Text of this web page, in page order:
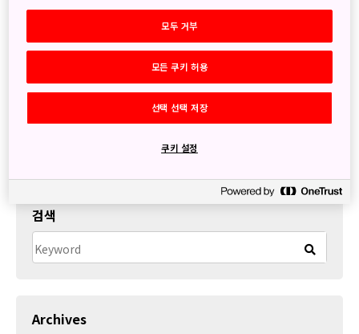
총 객실 수: 252실, 대부분 50㎡ 규모
주요 객실 유형:
48~53㎡ 규모의 디럭스 룸
시티뷰, 코너 스위트, 펜트하우스, 프레지덴셜 스위트 등
교통: 오사카역또는 우메다역과 인접, 도보로 약 5~10분 거리
https://www.hilton.com/ko/hotels/osawawa-waldorf-
검색
Archives
모두 거부
모든 쿠키 허용
선택 선택 저장
쿠키 설정